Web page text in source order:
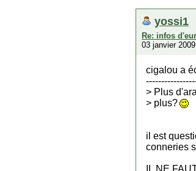
yossi1
Re: infos
03 janvier
cigalou a
> Plus
> plus?
il est
conneries
IL NE